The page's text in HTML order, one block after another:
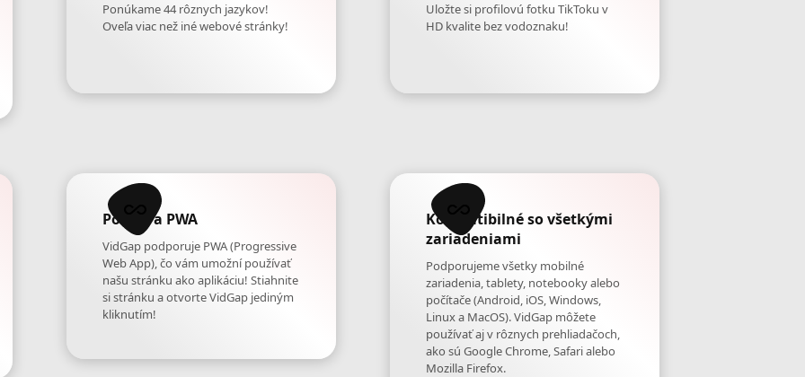
Ponúkame 44 rôznych jazykov!
Oveľa viac než iné webové stránky!
Uložte si profilovú fotku TikToku v
HD kvalite bez vodoznaku!
Podpora PWA
VidGap podporuje PWA (Progressive
Web App), čo vám umožní používať
našu stránku ako aplikáciu! Stiahnite
si stránku a otvorte VidGap jediným
kliknutím!
Kompatibilné so všetkými
zariadeniami
Podporujeme všetky mobilné
zariadenia, tablety, notebooky alebo
počítače (Android, iOS, Windows,
Linux a MacOS). VidGap môžete
používať aj v rôznych prehliadačoch,
ako sú Google Chrome, Safari alebo
Mozilla Firefox.